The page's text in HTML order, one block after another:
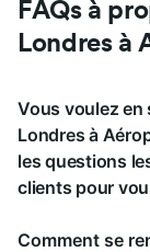
FAQs à
Londres à
Vous voulez en
Londres à
les questions
clients pour
Comment se